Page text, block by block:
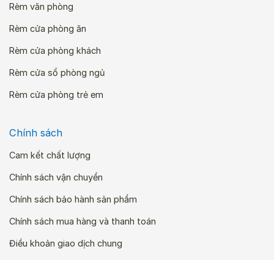
Rèm văn phòng
Rèm cửa phòng ăn
Rèm cửa phòng khách
Rèm cửa sổ phòng ngủ
Rèm cửa phòng trẻ em
Chính sách
Cam kết chất lượng
Chính sách vận chuyển
Chính sách bảo hành sản phẩm
Chính sách mua hàng và thanh toán
Điều khoản giao dịch chung